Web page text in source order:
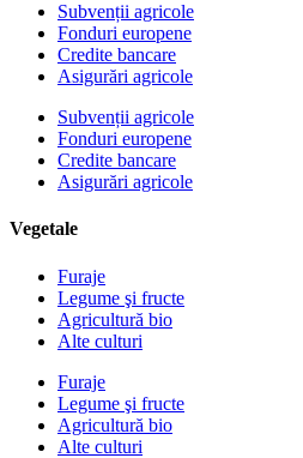
Subvenții agricole
Fonduri europene
Credite bancare
Asigurări agricole
Subvenții agricole
Fonduri europene
Credite bancare
Asigurări agricole
Vegetale
Furaje
Legume şi fructe
Agricultură bio
Alte culturi
Furaje
Legume şi fructe
Agricultură bio
Alte culturi